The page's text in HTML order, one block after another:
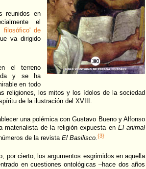
reunidos en
el
filosófico' de
va dirigido
el terreno
y se ha
en todo
religiones, los mitos y los ídolos de la sociedad
de la ilustración del XVIII.
una polémica con Gustavo Bueno y Alfonso
materialista de la religión expuesta en El animal
de la revistaEl Basilisco.{3}
por cierto, los argumentos esgrimidos en aquella
en cuestiones ontológicas –hace dos años